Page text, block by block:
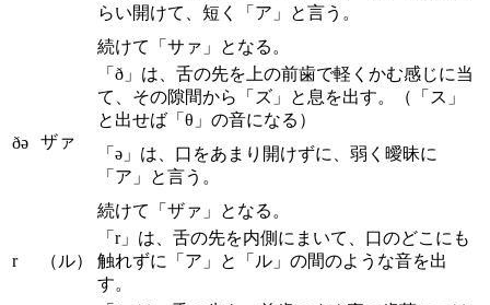
らい開けて、短く「ア」と言う。
続けて「サァ」となる。
ðə ザァ
「ð」は、舌の先を上の前歯で軽くかむ感じに当
て、その隙間から「ズ」と息を出す。（「ス」
と出せば「θ」の音になる）
「ə」は、口をあまり開けずに、弱く曖昧に
「ア」と言う。
続けて「ザァ」となる。
r （ル）
「r」は、舌の先を内側にまいて、口のどこにも
触れずに「ア」と「ル」の間のような音を出
す。